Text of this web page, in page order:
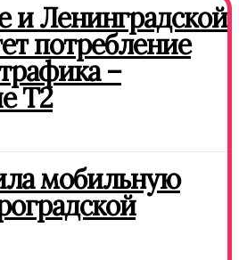
и Ленинградской
потребление
–
T2
мобильную